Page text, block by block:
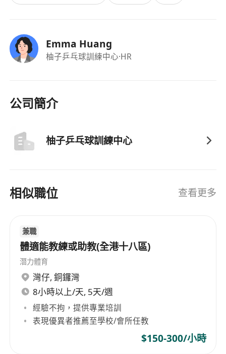
不限學歷背景，但需對乒乓球運動有高度熱誠與
持有效香港工作簽證，包括香港永久居民、高才
通、優才通、IANG、受養人簽證或其他允許工
作的許可
異者另有獎金及長期合作機會
教學技巧
彈性工時安排，適合學生、兼職人士或希望平衡
發展建議
工作模式包含輪班制與外出授課，提供多元工作
體驗
Emma Huang
柚子乒乓球訓練中心·HR
公司簡介
柚子乒乓球訓練中心
相似職位 查看更多
兼職
體適能教練或助教(全港十八區)
潛力體育
灣仔, 銅鑼灣
8小時以上/天, 5天/週
經驗不拘，提供專業培訓
表現優異者推薦至學校/會所任教
$150-300/小時